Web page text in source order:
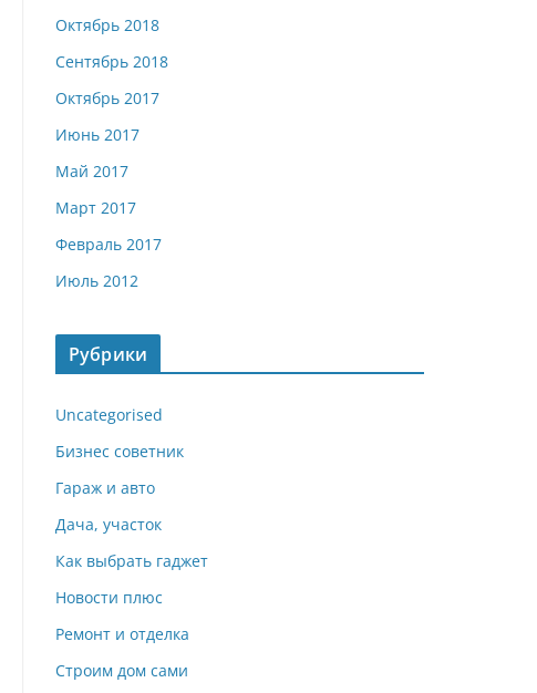
Октябрь 2018
Сентябрь 2018
Октябрь 2017
Июнь 2017
Май 2017
Март 2017
Февраль 2017
Июль 2012
Рубрики
Uncategorised
Бизнес советник
Гараж и авто
Дача, участок
Как выбрать гаджет
Новости плюс
Ремонт и отделка
Строим дом сами